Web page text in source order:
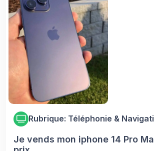
Rubrique: Téléphonie &
Je vends mon iphone 14 Pro